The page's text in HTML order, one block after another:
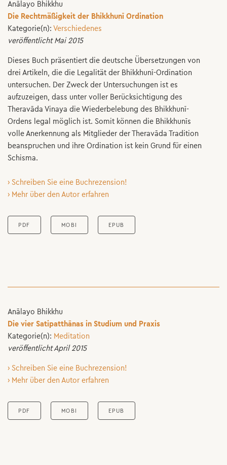
Anālayo Bhikkhu
Die Rechtmäßigkeit der Bhikkhunī Ordination
Kategorie(n): Verschiedenes
veröffentlicht Mai 2015
Dieses Buch präsentiert die deutsche Übersetzungen von
drei Artikeln, die die Legalität der Bhikkhunī-Ordination
untersuchen. Der Zweck der Untersuchungen ist es
aufzuzeigen, dass unter voller Berücksichtigung des
Theravāda Vinaya die Wiederbelebung des Bhikkhunī-
Ordens legal möglich ist. Somit können die Bhikkhunīs
volle Anerkennung als Mitglieder der Theravāda Tradition
beanspruchen und ihre Ordination ist kein Grund für einen
Schisma.
› Schreiben Sie eine Buchrezension!
› Mehr über den Autor erfahren
PDF MOBI EPUB
Anālayo Bhikkhu
Die vier Satipatthānas in Studium und Praxis
Kategorie(n): Meditation
veröffentlicht April 2015
› Schreiben Sie eine Buchrezension!
› Mehr über den Autor erfahren
PDF MOBI EPUB